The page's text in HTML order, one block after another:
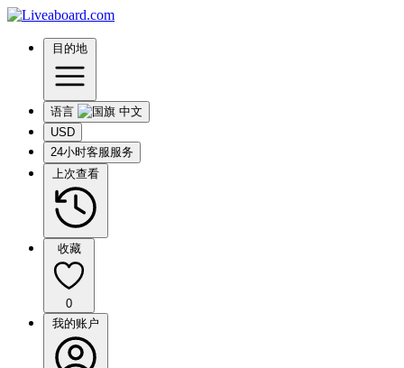
目的地
语言
USD
24小时客服服务
上次查看
收藏
0
我的账户